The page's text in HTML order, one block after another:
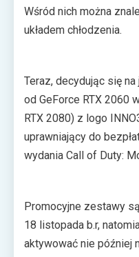
Wśród nich można
układem chłodzenia.
Teraz, decydując się
od GeForce RTX 2060
RTX 2080) z logo
uprawniający do
wydania Call of Duty:
Promocyjne zestawy
18 listopada b.r,
aktywować nie później